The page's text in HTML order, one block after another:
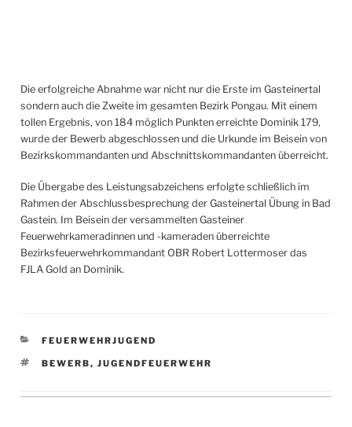
Die erfolgreiche Abnahme war nicht nur die Erste im Gasteinertal
sondern auch die Zweite im gesamten Bezirk Pongau. Mit einem
tollen Ergebnis, von 184 möglich Punkten erreichte Dominik 179,
wurde der Bewerb abgeschlossen und die Urkunde im Beisein von
Bezirkskommandanten und Abschnittskommandanten überreicht.
Die Übergabe des Leistungsabzeichens erfolgte schließlich im
Rahmen der Abschlussbesprechung der Gasteinertal Übung in Bad
Gastein. Im Beisein der versammelten Gasteiner
Feuerwehrkameradinnen und -kameraden überreichte
Bezirksfeuerwehrkommandant OBR Robert Lottermoser das
FJLA Gold an Dominik.
KATEGORIEN
FEUERWEHRJUGEND
SCHLAGWÖRTER
BEWERB,JUGENDFEUERWEHR